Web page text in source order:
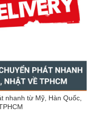
nhanh từ Mỹ, Hàn Quốc,